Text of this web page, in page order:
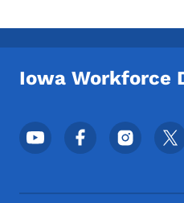
Iowa Workforce
Menyu ya Mitandao